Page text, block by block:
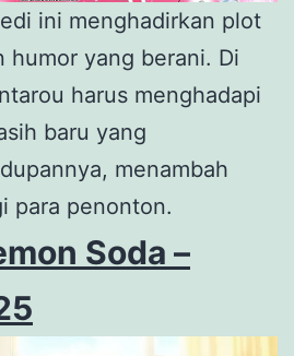
ini menghadirkan plot
humor yang berani. Di
harus menghadapi
baru yang
menambah
para penonton.
Soda –